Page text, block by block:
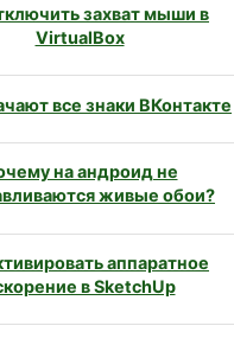
захват мыши в
VirtualBox
все знаки ВКонтакте
на андроид не
живые обои?
аппаратное
в SketchUp